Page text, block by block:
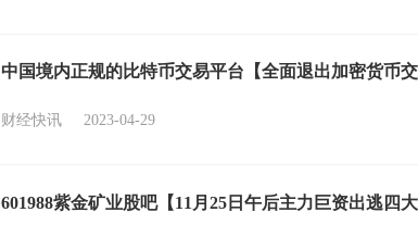
中国境内正规的比特币交易平台【全面退出加密货币
财经快讯 2023-04-29
601988紫金矿业股吧【11月25日午后主力巨资出逃四